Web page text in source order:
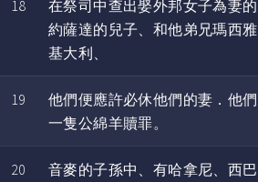
18
在祭司中查出娶外邦女子為妻
約薩達的兒子、和他弟兄瑪西
基大利、
19
他們便應許必休他們的妻．他
一隻公綿羊贖罪。
20 音麥的子孫中、有哈拿尼、西巴